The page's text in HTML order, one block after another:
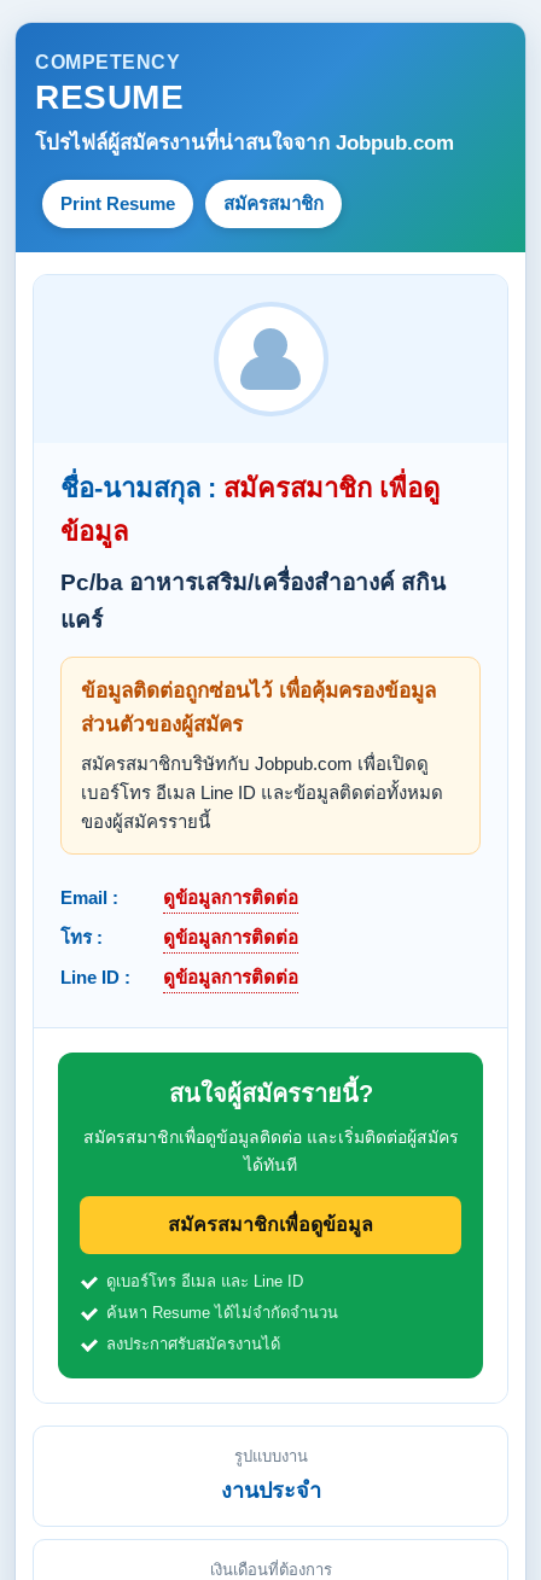
COMPETENCY
RESUME
โปรไฟล์ผู้สมัครงานที่น่าสนใจจาก Jobpub.com
Print Resume สมัครสมาชิก
ชื่อ-นามสกุล : สมัครสมาชิก เพื่อดู
ข้อมูล
Pc/ba อาหารเสริม/เครื่องสำอางค์ สกิน
แคร์
ข้อมูลติดต่อถูกซ่อนไว้ เพื่อคุ้มครองข้อมูล
ส่วนตัวของผู้สมัคร
สมัครสมาชิกบริษัทกับ Jobpub.com เพื่อเปิดดู
เบอร์โทร อีเมล Line ID และข้อมูลติดต่อทั้งหมด
ของผู้สมัครรายนี้
Email :
ดูข้อมูลการติดต่อ
โทร :
ดูข้อมูลการติดต่อ
Line ID :
ดูข้อมูลการติดต่อ
สนใจผู้สมัครรายนี้?
สมัครสมาชิกเพื่อดูข้อมูลติดต่อ และเริ่มติดต่อผู้สมัคร
ได้ทันที
สมัครสมาชิกเพื่อดูข้อมูล
ดูเบอร์โทร อีเมล และ Line ID
ค้นหา Resume ได้ไม่จำกัดจำนวน
ลงประกาศรับสมัครงานได้
รูปแบบงาน
งานประจำ
เงินเดือนที่ต้องการ